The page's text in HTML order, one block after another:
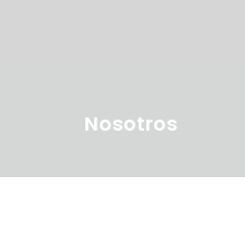
Nosotros